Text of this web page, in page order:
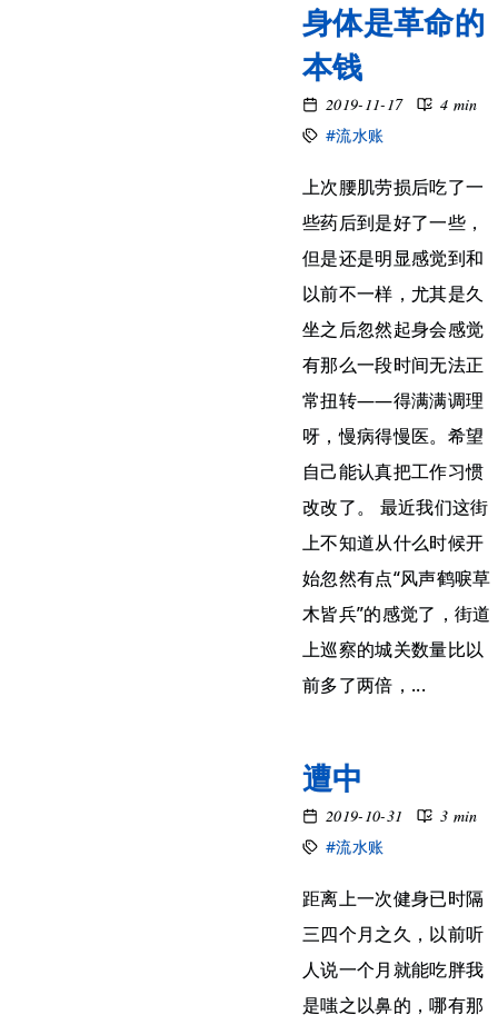
身体是革命的
本钱
2019-11-17
4 min
#流水账
上次腰肌劳损后吃了一
些药后到是好了一些，
但是还是明显感觉到和
以前不一样，尤其是久
坐之后忽然起身会感觉
有那么一段时间无法正
常扭转——得满满调理
呀，慢病得慢医。希望
自己能认真把工作习惯
改改了。 最近我们这街
上不知道从什么时候开
始忽然有点“风声鹤唳草
木皆兵”的感觉了，街道
上巡察的城关数量比以
前多了两倍，...
遭中
2019-10-31
3 min
#流水账
距离上一次健身已时隔
三四个月之久，以前听
人说一个月就能吃胖我
是嗤之以鼻的，哪有那